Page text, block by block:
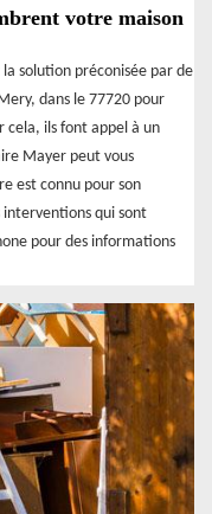
votre maison
la solution préconisée par de
dans le 77720 pour
cela, ils font appel à un
Mayer peut vous
est connu pour son
interventions qui sont
pour des informations